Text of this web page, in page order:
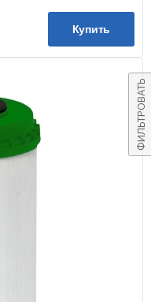
ФИЛЬТРОВАТЬ
Купить